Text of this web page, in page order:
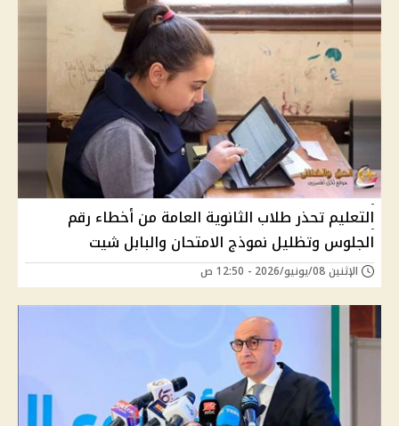
التعليم تحذر طلاب الثانوية العامة من أخطاء رقم
الجلوس وتظليل نموذج الامتحان والبابل شيت
الإثنين 08/يونيو/2026 - 12:50 ص